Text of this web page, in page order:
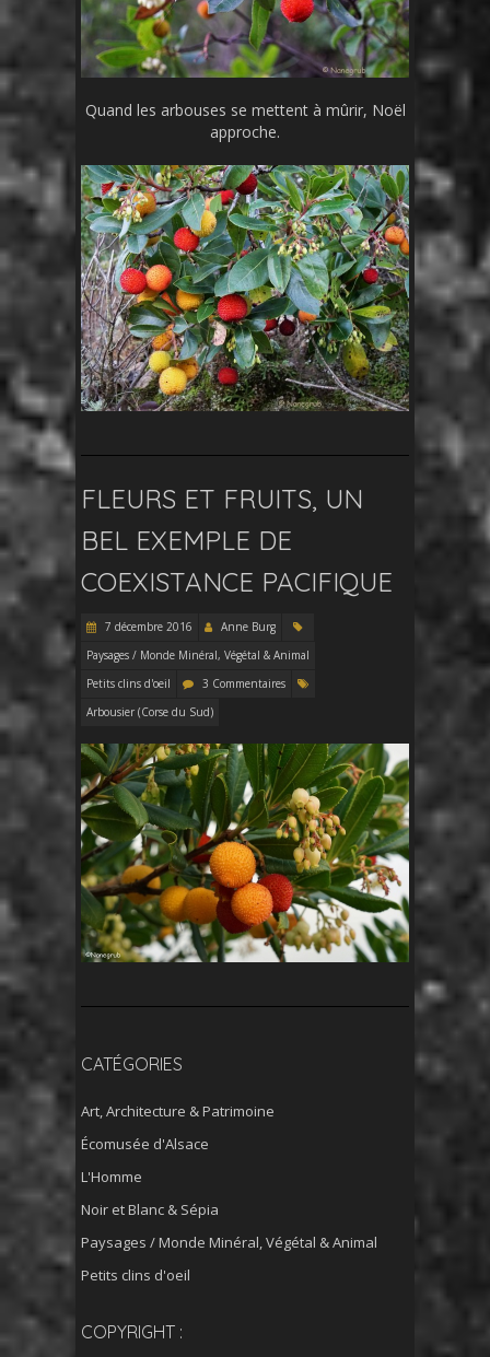
Quand les arbouses se mettent à mûrir, Noël
approche.
FLEURS ET FRUITS, UN
BEL EXEMPLE DE
COEXISTANCE PACIFIQUE
7 décembre 2016
Anne Burg
Paysages / Monde Minéral, Végétal & Animal
Petits clins d'oeil
3 Commentaires
Arbousier (Corse du Sud)
CATÉGORIES
Art, Architecture & Patrimoine
Écomusée d'Alsace
L'Homme
Noir et Blanc & Sépia
Paysages / Monde Minéral, Végétal & Animal
Petits clins d'oeil
COPYRIGHT :